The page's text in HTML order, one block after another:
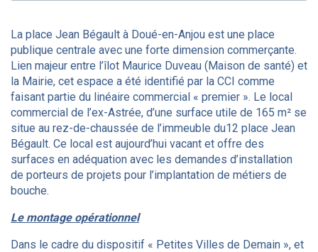
La place Jean Bégault à Doué-en-Anjou est une place
publique centrale avec une forte dimension commerçante.
Lien majeur entre l’îlot Maurice Duveau (Maison de santé) et
la Mairie, cet espace a été identifié par la CCI comme
faisant partie du linéaire commercial « premier ». Le local
commercial de l’ex-Astrée, d’une surface utile de 165 m² se
situe au rez-de-chaussée de l’immeuble du12 place Jean
Bégault. Ce local est aujourd’hui vacant et offre des
surfaces en adéquation avec les demandes d’installation
de porteurs de projets pour l’implantation de métiers de
bouche.
Le montage opérationnel
Dans le cadre du dispositif « Petites Villes de Demain », et